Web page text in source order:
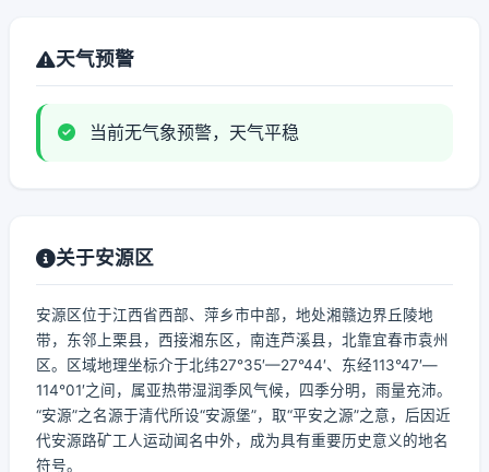
天气预警
当前无气象预警，天气平稳
关于安源区
安源区位于江西省西部、萍乡市中部，地处湘赣边界丘陵地
带，东邻上栗县，西接湘东区，南连芦溪县，北靠宜春市袁州
区。区域地理坐标介于北纬27°35′—27°44′、东经113°47′—
114°01′之间，属亚热带湿润季风气候，四季分明，雨量充沛。
“安源”之名源于清代所设“安源堡”，取“平安之源”之意，后因近
代安源路矿工人运动闻名中外，成为具有重要历史意义的地名
符号。